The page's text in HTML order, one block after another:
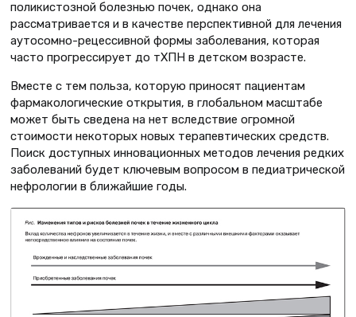
поликистозной болезнью почек, однако она
рассматривается и в качестве перспективной для лечения
аутосомно-рецессивной формы заболевания, которая
часто прогрессирует до тХПН в детском возрасте.
Вместе с тем польза, которую приносят пациентам
фармакологические открытия, в глобальном масштабе
может быть сведена на нет вследствие огромной
стоимости некоторых новых терапевтических средств.
Поиск доступных инновационных методов лечения редких
заболеваний будет ключевым вопросом в педиатрической
нефрологии в ближайшие годы.